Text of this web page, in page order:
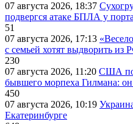
07 августа 2026, 18:37
подвергся атаке БПЛА у
51
07 августа 2026, 17:13
с семьей хотят выдворить из
230
07 августа 2026, 11:20 США
бывшего морпеха Гилмана:
450
07 августа 2026, 10:19
Екатеринбурге